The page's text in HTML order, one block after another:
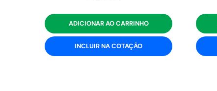
ADICIONAR AO CARRINHO
INCLUIR NA COTAÇÃO